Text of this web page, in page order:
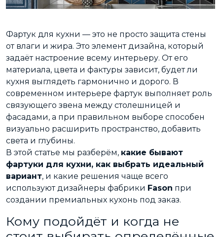
Фартук для кухни — это не просто защита стены
от влаги и жира. Это элемент дизайна, который
задаёт настроение всему интерьеру. От его
материала, цвета и фактуры зависит, будет ли
кухня выглядеть гармонично и дорого. В
современном интерьере фартук выполняет роль
связующего звена между столешницей и
фасадами, а при правильном выборе способен
визуально расширить пространство, добавить
света и глубины.
В этой статье мы разберём, какие бывают
фартуки для кухни, как выбрать идеальный
вариант, и какие решения чаще всего
используют дизайнеры фабрики Fason при
создании премиальных кухонь под заказ.
Кому подойдёт и когда не